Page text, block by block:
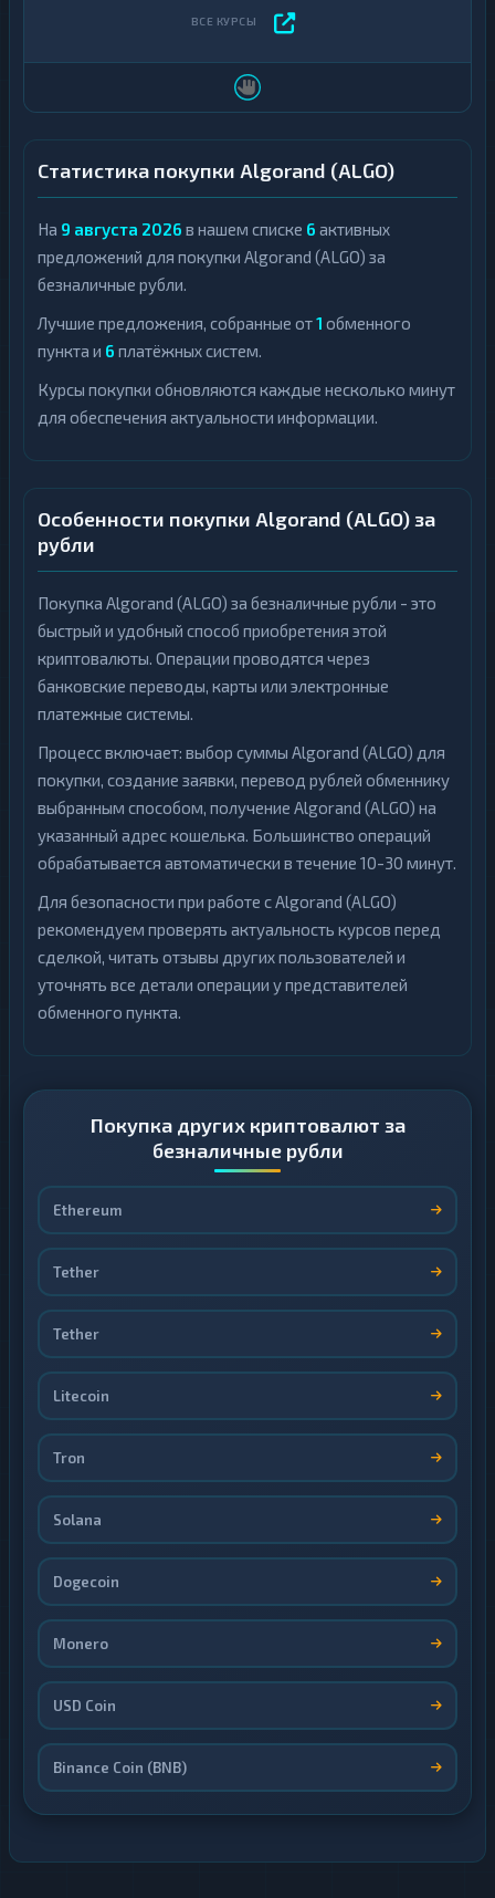
Статистика покупки Algorand (ALGO)
На 9 августа 2026 в нашем списке 6 активных
предложений для покупки Algorand (ALGO) за
безналичные рубли.
Лучшие предложения, собранные от1 обменного
пункта и 6 платёжных систем.
Курсы покупки обновляются каждые несколько минут
для обеспечения актуальности информации.
Особенности покупки Algorand (ALGO) за
рубли
Покупка Algorand (ALGO) за безналичные рубли - это
быстрый и удобный способ приобретения этой
криптовалюты. Операции проводятся через
банковские переводы, карты или электронные
платежные системы.
Процесс включает: выбор суммы Algorand (ALGO) для
покупки, создание заявки, перевод рублей обменнику
выбранным способом, получение Algorand (ALGO) на
указанный адрес кошелька. Большинство операций
обрабатывается автоматически в течение 10-30 минут.
Для безопасности при работе с Algorand (ALGO)
рекомендуем проверять актуальность курсов перед
сделкой, читать отзывы других пользователей и
уточнять все детали операции у представителей
обменного пункта.
Покупка других криптовалют за
безналичные рубли
Ethereum
Tether
Tether
Litecoin
Tron
Solana
Dogecoin
Monero
USD Coin
Binance Coin (BNB)